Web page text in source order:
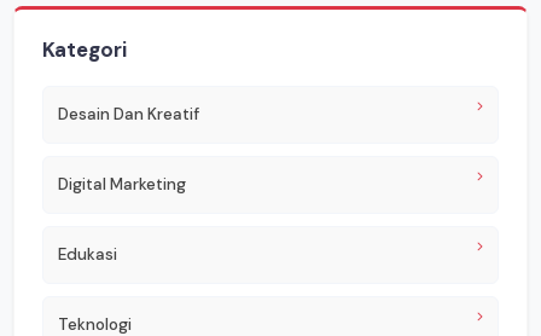
Kategori
Desain Dan Kreatif
Digital Marketing
Edukasi
Teknologi